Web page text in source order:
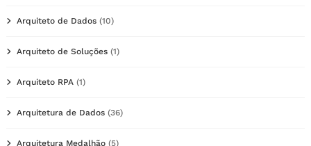
Arquiteto de Dados (10)
Arquiteto de Soluções (1)
Arquiteto RPA (1)
Arquitetura de Dados (36)
Arquitetura Medalhão (5)